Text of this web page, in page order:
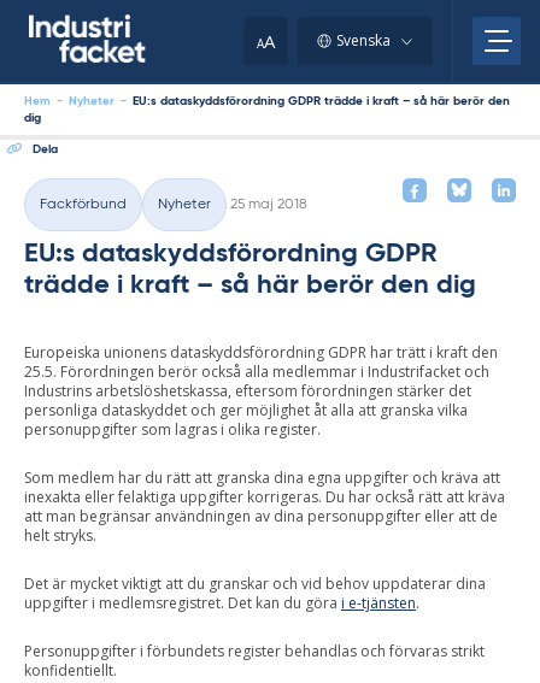
AA Svenska
Hem - Nyheter -
EU:s dataskyddsförordning GDPR trädde i kraft – så här berör den
dig
Dela
Kategorier
Fackförbund Nyheter
25 maj 2018
EU:s dataskyddsförordning GDPR
trädde i kraft – så här berör den dig
Europeiska unionens dataskyddsförordning GDPR har trätt i kraft den
25.5. Förordningen berör också alla medlemmar i Industrifacket och
Industrins arbetslöshetskassa, eftersom förordningen stärker det
personliga dataskyddet och ger möjlighet åt alla att granska vilka
personuppgifter som lagras i olika register.
Som medlem har du rätt att granska dina egna uppgifter och kräva att
inexakta eller felaktiga uppgifter korrigeras. Du har också rätt att kräva
att man begränsar användningen av dina personuppgifter eller att de
helt stryks.
Det är mycket viktigt att du granskar och vid behov uppdaterar dina
uppgifter i medlemsregistret. Det kan du göra i e-tjänsten.
Personuppgifter i förbundets register behandlas och förvaras strikt
konfidentiellt.